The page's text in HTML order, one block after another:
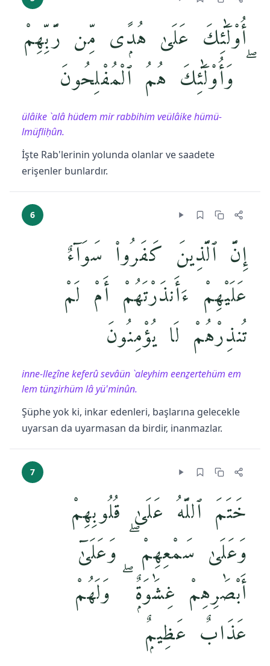
أُو۟لَٰٓئِكَ عَلَىٰ هُدًۭى مِّن رَّبِّهِمْ
ۖ وَأُو۟لَٰٓئِكَ هُمُ ٱلْمُفْلِحُونَ
ülâike `alâ hüdem mir rabbihim veülâike hümü-
lmüfliḥûn.
İşte Rab'lerinin yolunda olanlar ve saadete
erişenler bunlardır.
6
إِنَّ ٱلَّذِينَ كَفَرُوا۟ سَوَآءٌ
عَلَيْهِمْ ءَأَنذَرْتَهُمْ أَمْ لَمْ
تُنذِرْهُمْ لَا يُؤْمِنُونَ
inne-lleẕîne keferû sevâün `aleyhim eenẕertehüm em
lem tünẕirhüm lâ yü'minûn.
Şüphe yok ki, inkar edenleri, başlarına gelecekle
uyarsan da uyarmasan da birdir, inanmazlar.
7
خَتَمَ ٱللَّهُ عَلَىٰ قُلُوبِهِمْ
وَعَلَىٰ سَمْعِهِمْ ۖ وَعَلَىٰٓ
أَبْصَٰرِهِمْ غِشَٰوَةٌۭ ۖ وَلَهُمْ
عَذَابٌ عَظِيمٌۭ